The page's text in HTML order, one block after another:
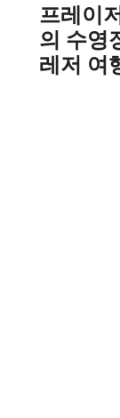
프레이
의 수영
레저 여